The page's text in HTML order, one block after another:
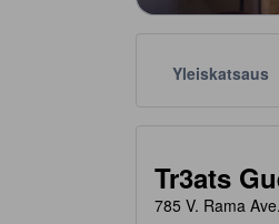
Yleiskatsaus
Tr3ats
785 V. Rama